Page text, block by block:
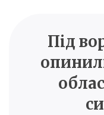
НовиниПід